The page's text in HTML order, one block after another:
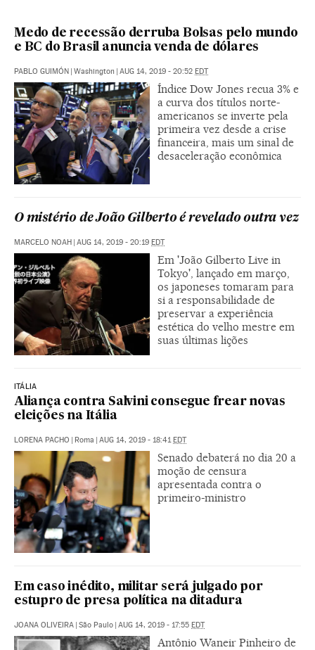
Medo de recessão derruba Bolsas pelo mundo
e BC do Brasil anuncia venda de dólares
PABLO GUIMÓN Washington AUG 14, 2019 - 20:52 EDT
Índice Dow Jones recua 3% e
a curva dos títulos norte-
americanos se inverte pela
primeira vez desde a crise
financeira, mais um sinal de
desaceleração econômica
O mistério de João Gilberto é revelado outra vez
MARCELO NOAH AUG 14, 2019 - 20:19 EDT
Em 'João Gilberto Live in
Tokyo', lançado em março,
os japoneses tomaram para
si a responsabilidade de
preservar a experiência
estética do velho mestre em
suas últimas lições
ITÁLIA
Aliança contra Salvini consegue frear novas
eleições na Itália
LORENA PACHO Roma AUG 14, 2019 - 18:41 EDT
Senado debaterá no dia 20 a
moção de censura
apresentada contra o
primeiro-ministro
Em caso inédito, militar será julgado por
estupro de presa política na ditadura
JOANA OLIVEIRA | São Paulo | AUG 14, 2019 - 17:55 EDT
Antônio Waneir Pinheiro de